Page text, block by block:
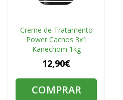
Creme de Tratamento
Power Cachos 3x1
Kanechom 1kg
12,90€
COMPRAR